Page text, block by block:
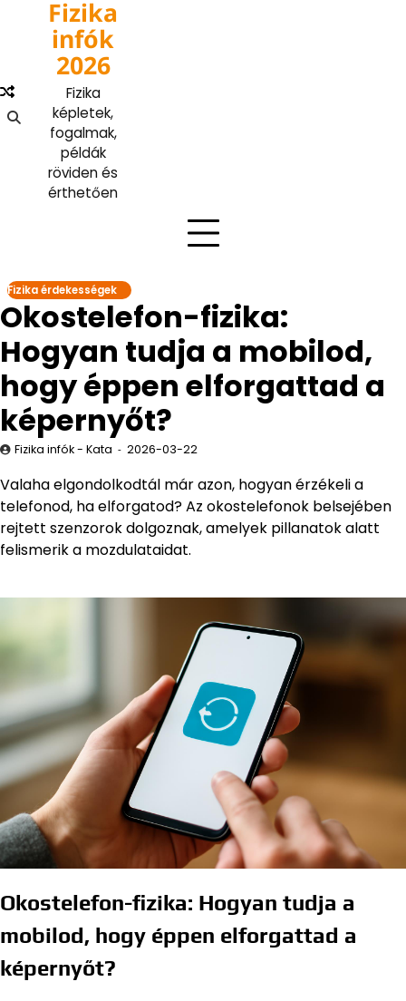
content
Fizika
infók
2026
Fizika
képletek,
fogalmak,
példák
röviden és
érthetően
Fizika érdekességek
Okostelefon-fizika:
Hogyan tudja a mobilod,
hogy éppen elforgattad a
képernyőt?
Fizika infók - Kata 2026-03-22
Valaha elgondolkodtál már azon, hogyan érzékeli a
telefonod, ha elforgatod? Az okostelefonok belsejében
rejtett szenzorok dolgoznak, amelyek pillanatok alatt
felismerik a mozdulataidat.
Okostelefon-fizika: Hogyan tudja a
mobilod, hogy éppen elforgattad a
képernyőt?